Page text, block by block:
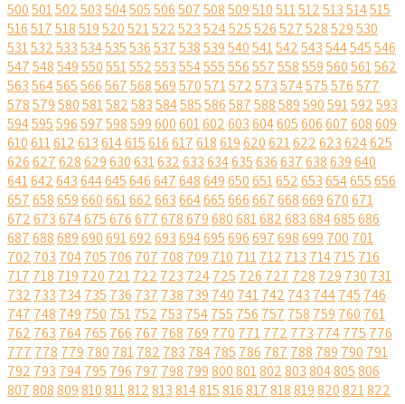
500501502503504505506507508509510511512513514515
516517518519520521522523524525526527528529530
531532533534535536537538539540541542543544545546
547548549550551552553554555556557558559560561562
563564565566567568569570571572573574575576577
578579580581582583584585586587588589590591592593
594595596597598599600601602603604605606607608609
610611612613614615616617618619620621622623624625
626627628629630631632633634635636637638639640
641642643644645646647648649650651652653654655656
657658659660661662663664665666667668669670671
672673674675676677678679680681682683684685686
687688689690691692693694695696697698699 700 701
702 703 704705 706 707 708 709 710 711712 713 714715 716
717 718 719 720 721722 723 724725 726 727 728 729 730 731
732 733 734735 736 737 738 739 740 741742 743 744745 746
747 748 749 750 751752 753 754755 756 757 758 759 760 761
762 763 764765 766 767 768 769 770 771772 773 774775 776
777 778 779 780 781782 783 784785 786 787 788 789 790 791
792 793 794795 796 797 798 799800801802803804805806
807808809810811812813814815816817818819820821822